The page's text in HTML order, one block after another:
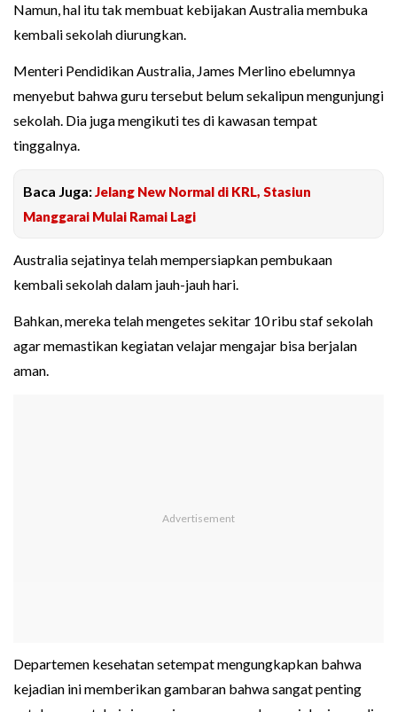
Namun, hal itu tak membuat kebijakan Australia membuka
kembali sekolah diurungkan.
Menteri Pendidikan Australia, James Merlino ebelumnya
menyebut bahwa guru tersebut belum sekalipun mengunjungi
sekolah. Dia juga mengikuti tes di kawasan tempat
tinggalnya.
Baca Juga:Jelang New Normal di KRL, Stasiun
Manggarai Mulai Ramai Lagi
Australia sejatinya telah mempersiapkan pembukaan
kembali sekolah dalam jauh-jauh hari.
Bahkan, mereka telah mengetes sekitar 10 ribu staf sekolah
agar memastikan kegiatan velajar mengajar bisa berjalan
aman.
Departemen kesehatan setempat mengungkapkan bahwa
kejadian ini memberikan gambaran bahwa sangat penting